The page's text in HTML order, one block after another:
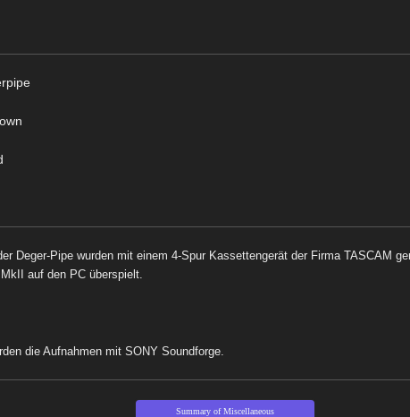
Deger-Pipe wurden mit einem 4-Spur Kassettengerät der Firma TASCAM
auf den PC überspielt.
die Aufnahmen mit SONY Soundforge.
Summary of Miscellaneous